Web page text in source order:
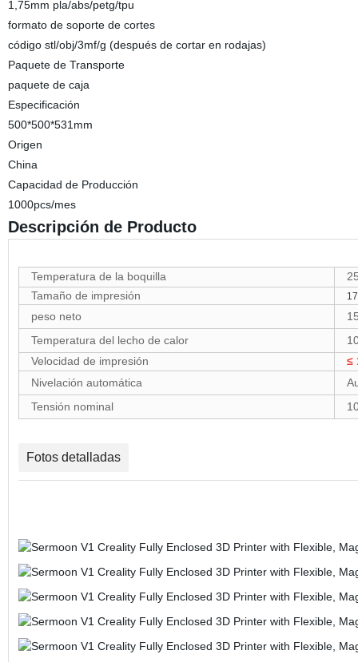
1,75mm pla/abs/petg/tpu
formato de soporte de cortes
código stl/obj/3mf/g (después de cortar en rodajas)
Paquete de Transporte
paquete de caja
Especificación
500*500*531mm
Origen
China
Capacidad de Producción
1000pcs/mes
Descripción de Producto
Temperatura de la boquilla
Tamaño de impresión
peso neto
Temperatura del lecho de calor
Velocidad de impresión
≤
Nivelación automática
Tensión nominal
Fotos detalladas